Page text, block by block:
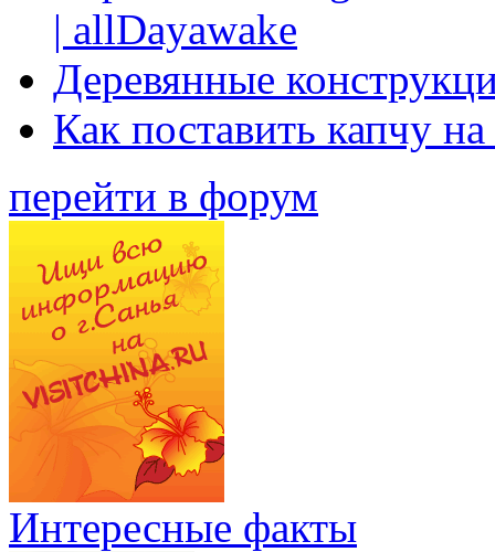
| allDayawake
Деревянные
Как поставить капчу
перейти в форум
Интересные факты